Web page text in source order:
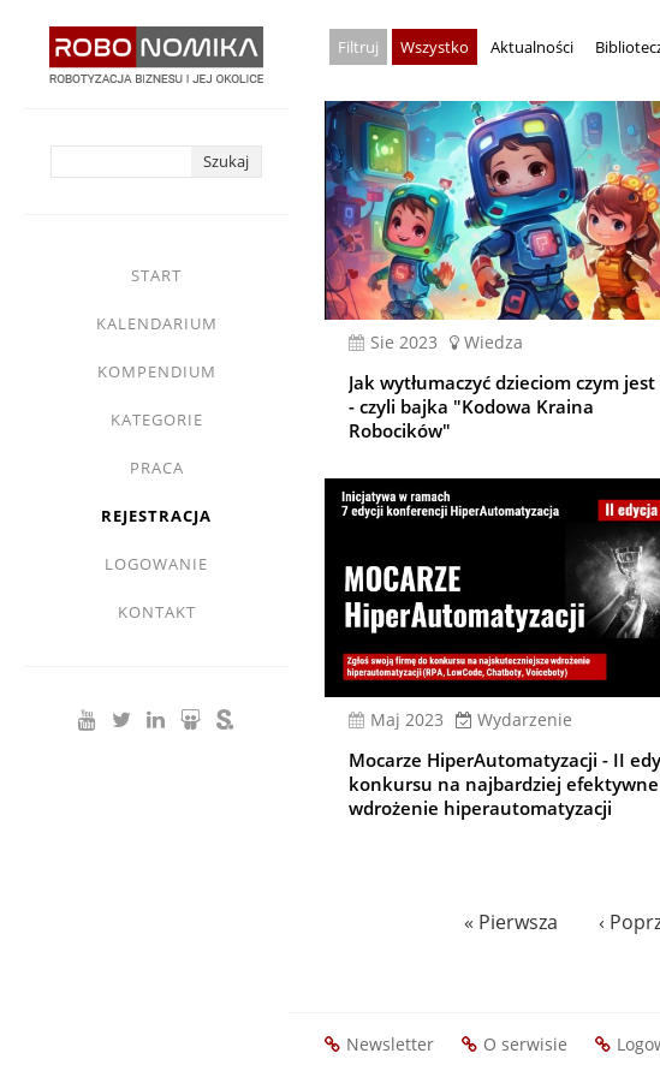
START
KALENDARIUM
KOMPENDIUM
KATEGORIE
PRACA
REJESTRACJA
LOGOWANIE
KONTAKT
Wszystko Aktualności
sie 2023 Wiedza
Jak wytłumaczyć dzieciom czym jest
- czyli bajka "Kodowa Kraina
Robocików"
Maj 2023 Wydarzenie
Mocarze HiperAutomatyzacji - II
konkursu na najbardziej efektywne
wdrożenie hiperautomatyzacji
Pierwsza
« Pierwsza ‹
Newsletter O serwisie